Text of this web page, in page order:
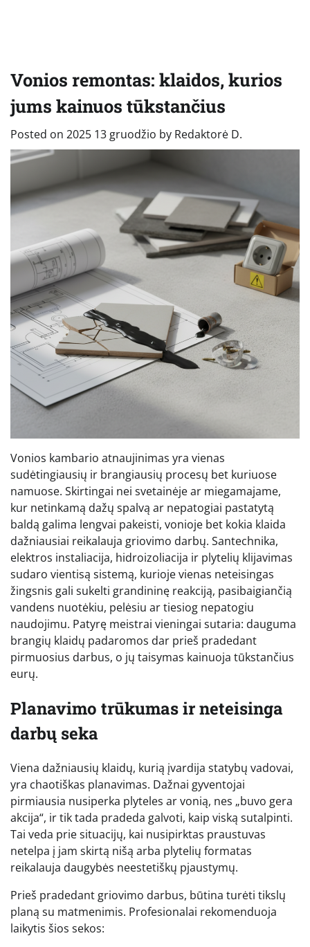
Vonios remontas: klaidos, kurios
jums kainuos tūkstančius
Posted on 2025 13 gruodžio by Redaktorė D.
Vonios kambario atnaujinimas yra vienas
sudėtingiausių ir brangiausių procesų bet kuriuose
namuose. Skirtingai nei svetainėje ar miegamajame,
kur netinkamą dažų spalvą ar nepatogiai pastatytą
baldą galima lengvai pakeisti, vonioje bet kokia klaida
dažniausiai reikalauja griovimo darbų. Santechnika,
elektros instaliacija, hidroizoliacija ir plytelių klijavimas
sudaro vientisą sistemą, kurioje vienas neteisingas
žingsnis gali sukelti grandininę reakciją, pasibaigiančią
vandens nuotėkiu, pelėsiu ar tiesiog nepatogiu
naudojimu. Patyrę meistrai vieningai sutaria: dauguma
brangių klaidų padaromos dar prieš pradedant
pirmuosius darbus, o jų taisymas kainuoja tūkstančius
eurų.
Planavimo trūkumas ir neteisinga
darbų seka
Viena dažniausių klaidų, kurią įvardija statybų vadovai,
yra chaotiškas planavimas. Dažnai gyventojai
pirmiausia nusiperka plyteles ar vonią, nes „buvo gera
akcija“, ir tik tada pradeda galvoti, kaip viską sutalpinti.
Tai veda prie situacijų, kai nusipirktas praustuvas
netelpa į jam skirtą nišą arba plytelių formatas
reikalauja daugybės neestetiškų pjaustymų.
Prieš pradedant griovimo darbus, būtina turėti tikslų
planą su matmenimis. Profesionalai rekomenduoja
laikytis šios sekos: